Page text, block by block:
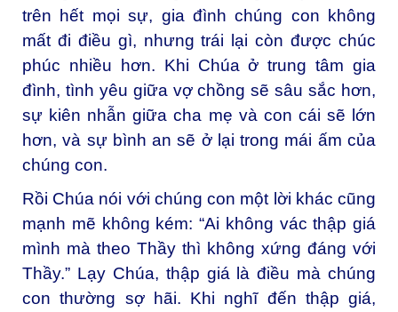
trên hết mọi sự, gia đình chúng con không
mất đi điều gì, nhưng trái lại còn được chúc
phúc nhiều hơn. Khi Chúa ở trung tâm gia
đình, tình yêu giữa vợ chồng sẽ sâu sắc hơn,
sự kiên nhẫn giữa cha mẹ và con cái sẽ lớn
hơn, và sự bình an sẽ ở lại trong mái ấm của
chúng con.
Rồi Chúa nói với chúng con một lời khác cũng
mạnh mẽ không kém: “Ai không vác thập giá
mình mà theo Thầy thì không xứng đáng với
Thầy.” Lạy Chúa, thập giá là điều mà chúng
con thường sợ hãi. Khi nghĩ đến thập giá,